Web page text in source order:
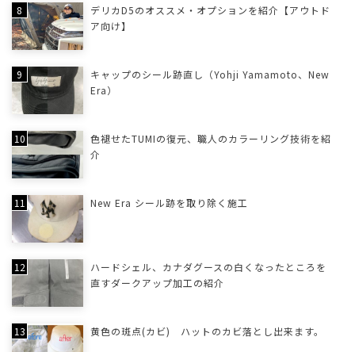
デリカD5のオススメ・オプションを紹介【アウトド
ア向け】
キャップのシール跡直し（Yohji Yamamoto、New
Era）
色褪せたTUMIの復元、職人のカラーリング技術を紹
介
New Era シール跡を取り除く施工
ハードシェル、カナダグースの白くなったところを
直すダークアップ加工の紹介
黄色の斑点(カビ) ハットのカビ落とし出来ます。